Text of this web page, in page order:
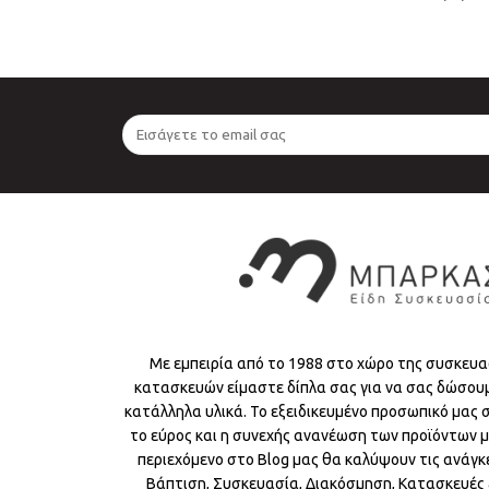
Με εμπειρία από το 1988 στο χώρο της
κατασκευών είμαστε δίπλα σας για να σας
κατάλληλα υλικά. Το εξειδικευμένο προσωπικό
το εύρος και η συνεχής ανανέωση των προϊόντων
περιεχόμενο στο Blog μας θα καλύψουν τις
Βάπτιση, Συσκευασία, Διακόσμηση, Κατασκευές